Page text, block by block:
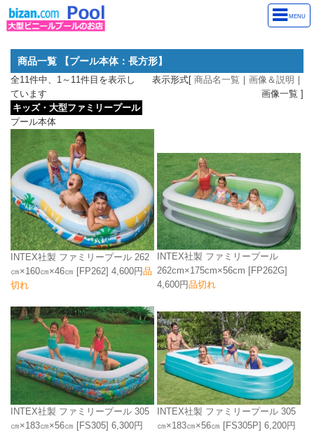
MENU
商品一覧 【プール本体：長方形】
全11件中、1～11件目を表示し
ています
表示形式[ 商品名一覧 ｜ 画像＆説明 ｜
画像一覧 ]
キッズ・大型ファミリープール
プール本体
INTEX社製 ファミリープール 262
㎝×160㎝×46㎝ [FP262] 4,600円品
切れ
INTEX社製 ファミリープール
262cm×175cm×56cm [FP262G]
4,600円品切れ
INTEX社製 ファミリープール 305
㎝×183㎝×56㎝ [FS305] 6,300円
INTEX社製 ファミリープール 305
㎝×183㎝×56㎝ [FS305P] 6,200円